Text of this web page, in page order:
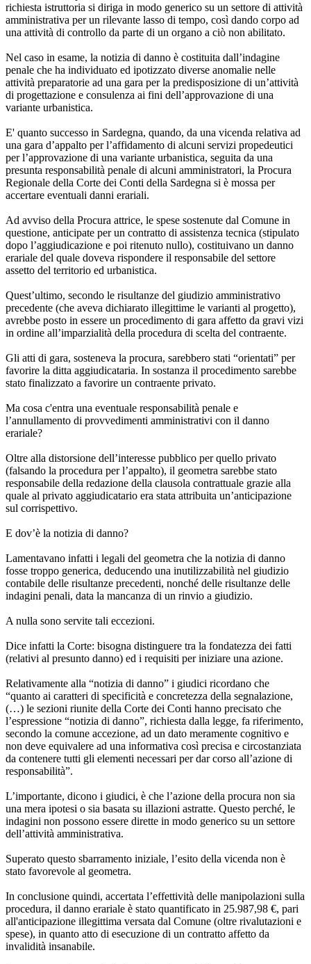
richiesta istruttoria si diriga in modo generico su un settore di attività
amministrativa per un rilevante lasso di tempo, così dando corpo ad
una attività di controllo da parte di un organo a ciò non abilitato.
Nel caso in esame, la notizia di danno è costituita dall’indagine
penale che ha individuato ed ipotizzato diverse anomalie nelle
attività preparatorie ad una gara per la predisposizione di un’attività
di progettazione e consulenza ai fini dell’approvazione di una
variante urbanistica.
E' quanto successo in Sardegna, quando, da una vicenda relativa ad
una gara d’appalto per l’affidamento di alcuni servizi propedeutici
per l’approvazione di una variante urbanistica, seguita da una
presunta responsabilità penale di alcuni amministratori, la Procura
Regionale della Corte dei Conti della Sardegna si è mossa per
accertare eventuali danni erariali.
Ad avviso della Procura attrice, le spese sostenute dal Comune in
questione, anticipate per un contratto di assistenza tecnica (stipulato
dopo l’aggiudicazione e poi ritenuto nullo), costituivano un danno
erariale del quale doveva rispondere il responsabile del settore
assetto del territorio ed urbanistica.
Quest’ultimo, secondo le risultanze del giudizio amministrativo
precedente (che aveva dichiarato illegittime le varianti al progetto),
avrebbe posto in essere un procedimento di gara affetto da gravi vizi
in ordine all’imparzialità della procedura di scelta del contraente.
Gli atti di gara, sosteneva la procura, sarebbero stati “orientati” per
favorire la ditta aggiudicataria. In sostanza il procedimento sarebbe
stato finalizzato a favorire un contraente privato.
Ma cosa c'entra una eventuale responsabilità penale e
l’annullamento di provvedimenti amministrativi con il danno
erariale?
Oltre alla distorsione dell’interesse pubblico per quello privato
(falsando la procedura per l’appalto), il geometra sarebbe stato
responsabile della redazione della clausola contrattuale grazie alla
quale al privato aggiudicatario era stata attribuita un’anticipazione
sul corrispettivo.
E dov’è la notizia di danno?
Lamentavano infatti i legali del geometra che la notizia di danno
fosse troppo generica, deducendo una inutilizzabilità nel giudizio
contabile delle risultanze precedenti, nonché delle risultanze delle
indagini penali, data la mancanza di un rinvio a giudizio.
A nulla sono servite tali eccezioni.
Dice infatti la Corte: bisogna distinguere tra la fondatezza dei fatti
(relativi al presunto danno) ed i requisiti per iniziare una azione.
Relativamente alla “notizia di danno” i giudici ricordano che
“quanto ai caratteri di specificità e concretezza della segnalazione,
(…) le sezioni riunite della Corte dei Conti hanno precisato che
l’espressione “notizia di danno”, richiesta dalla legge, fa riferimento,
secondo la comune accezione, ad un dato meramente cognitivo e
non deve equivalere ad una informativa così precisa e circostanziata
da contenere tutti gli elementi necessari per dar corso all’azione di
responsabilità”.
L’importante, dicono i giudici, è che l’azione della procura non sia
una mera ipotesi o sia basata su illazioni astratte. Questo perché, le
indagini non possono essere dirette in modo generico su un settore
dell’attività amministrativa.
Superato questo sbarramento iniziale, l’esito della vicenda non è
stato favorevole al geometra.
In conclusione quindi, accertata l’effettività delle manipolazioni sulla
procedura, il danno erariale è stato quantificato in 25.987,98 €, pari
all'anticipazione illegittima versata dal Comune (oltre rivalutazioni e
spese), in quanto atto di esecuzione di un contratto affetto da
invalidità insanabile.